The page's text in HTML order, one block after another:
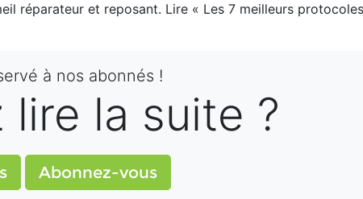
réparateur et reposant. Lire « Les 7 meilleurs
à nos abonnés !
lire la suite ?
Abonnez-vous